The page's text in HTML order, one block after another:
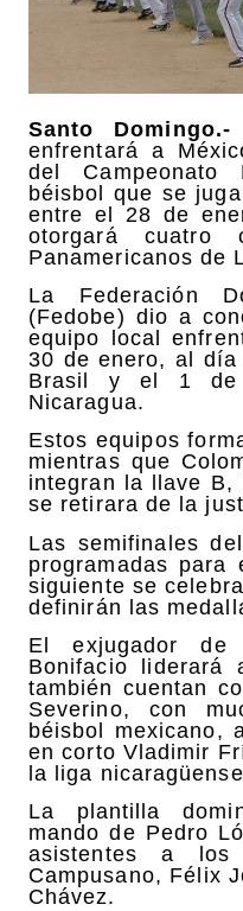
Santo Domingo.-
enfrentará a
del Campeonato
béisbol que se
entre el 28 de
otorgará cuatro
Panamericanos de
La Federación
(Fedobe) dio a
equipo local
30 de enero, al
Brasil y el 1 de
Nicaragua.
Estos equipos
mientras que
integran la llave B,
se retirara de la
Las semifinales
programadas
siguiente se
definirán las
El exjugador de
Bonifacio liderará
también cuentan
Severino, con
béisbol mexicano,
en corto Vladimir
la liga
La plantilla
mando de Pedro
asistentes a los
Campusano, Félix
Chávez.